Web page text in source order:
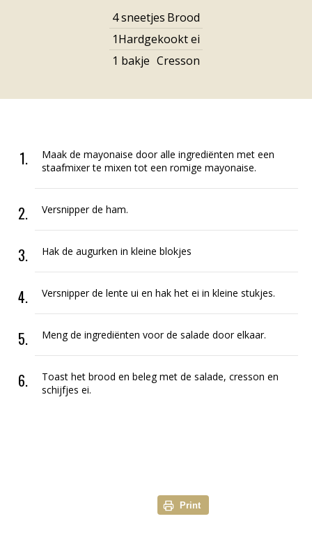
4sneetjes Brood
1Hardgekookt ei
1 bakje Cresson
Maak de mayonaise door alle ingrediënten met een
staafmixer te mixen tot een romige mayonaise.
Versnipper de ham.
Hak de augurken in kleine blokjes
Versnipper de lente ui en hak het ei in kleine stukjes.
Meng de ingrediënten voor de salade door elkaar.
Toast het brood en beleg met de salade, cresson en
schijfjes ei.
Print